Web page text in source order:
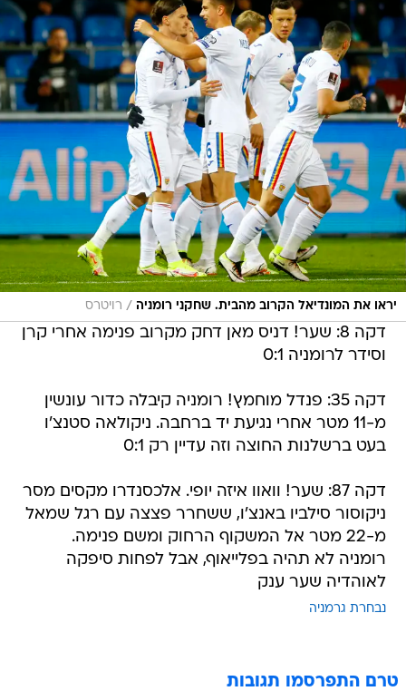
יראו את המונדיאל הקרוב מהבית. שחקני רומניה / רויטרס
דקה 8: שער! דניס מאן דחק מקרוב פנימה אחרי קרן
וסידר לרומניה 0:1
דקה 35: פנדל מוחמץ! רומניה קיבלה כדור עונשין
מ-11 מטר אחרי נגיעת יד ברחבה. ניקולאה סטנצ'ו
בעט ברשלנות החוצה וזה עדיין רק 0:1
דקה 87: שער! וואוו איזה יופי. אלכסנדרו מקסים מסר
ניקוסור סילביו באנצ'ו, ששחרר פצצה עם רגל שמאל
מ-22 מטר אל המשקוף הרחוק ומשם פנימה.
רומניה לא תהיה בפלייאוף, אבל לפחות סיפקה
לאוהדיה שער ענק
נבחרת גרמניה
טרם התפרסמו תגובות